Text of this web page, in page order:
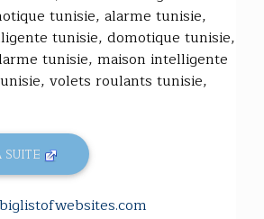
tunisie, alarme tunisie,
tunisie, domotique tunisie,
tunisie, maison intelligente
volets roulants tunisie,